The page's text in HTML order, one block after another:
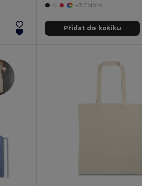
+3 Colors
Přidat do košíku